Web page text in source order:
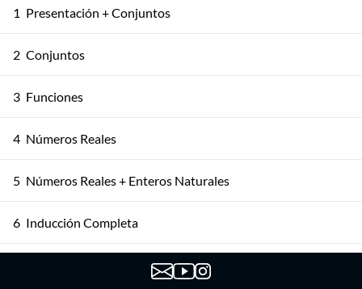
1 Presentación + Conjuntos
2 Conjuntos
3 Funciones
4 Números Reales
5 Números Reales + Enteros Naturales
6 Inducción Completa
Los Conjuntos ℤ y ℚ + Axioma de Completitud